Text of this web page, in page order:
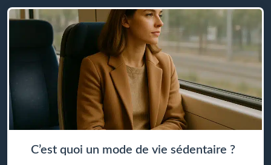
C’est quoi un mode de vie sédentaire ?